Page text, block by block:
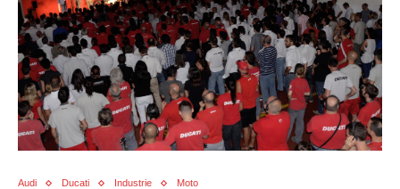
Audi Ducati Industrie Moto